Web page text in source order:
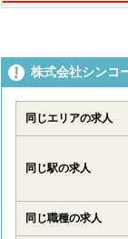
株式会社シンコ
同じエリアの求人
同じ駅の求人
同じ職種の求人